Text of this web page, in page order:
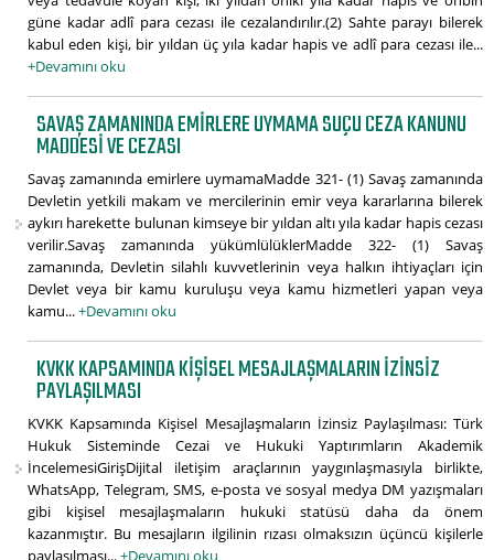
güne kadar adlî para cezası ile cezalandırılır.(2) Sahte parayı bilerek
kabul eden kişi, bir yıldan üç yıla kadar hapis ve adlî para cezası ile...
+Devamını oku
SAVAŞ ZAMANINDA EMIRLERE UYMAMA SUÇU CEZA KANUNU
MADDESI VE CEZASI
Savaş zamanında emirlere uymamaMadde 321- (1) Savaş zamanında
Devletin yetkili makam ve mercilerinin emir veya kararlarına bilerek
aykırı harekette bulunan kimseye bir yıldan altı yıla kadar hapis cezası
verilir.Savaş zamanında yükümlülüklerMadde 322- (1) Savaş
zamanında, Devletin silahlı kuvvetlerinin veya halkın ihtiyaçları için
Devlet veya bir kamu kuruluşu veya kamu hizmetleri yapan veya
kamu...+Devamını oku
KVKK KAPSAMINDA KIŞISEL MESAJLAŞMALARIN İZINSIZ
PAYLAŞILMASI
KVKK Kapsamında Kişisel Mesajlaşmaların İzinsiz Paylaşılması: Türk
Hukuk Sisteminde Cezai ve Hukuki Yaptırımların Akademik
İncelemesiGirişDijital iletişim araçlarının yaygınlaşmasıyla birlikte,
WhatsApp, Telegram, SMS, e-posta ve sosyal medya DM yazışmaları
gibi kişisel mesajlaşmaların hukuki statüsü daha da önem
kazanmıştır. Bu mesajların ilgilinin rızası olmaksızın üçüncü kişilerle